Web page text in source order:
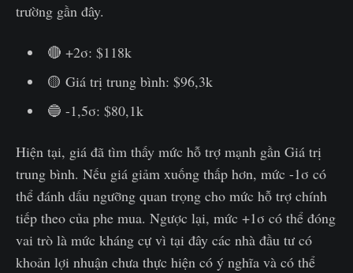
trường gần đây.
🔴 +2σ: $118k
🟡 Giá trị trung bình: $96,3k
🔵 -1,5σ: $80,1k
Hiện tại, giá đã tìm thấy mức hỗ trợ mạnh gần Giá trị
trung bình. Nếu giá giảm xuống thấp hơn, mức -1σ có
thể đánh dấu ngưỡng quan trọng cho mức hỗ trợ chính
tiếp theo của phe mua. Ngược lại, mức +1σ có thể đóng
vai trò là mức kháng cự vì tại đây các nhà đầu tư có
khoản lợi nhuận chưa thực hiện có ý nghĩa và có thể